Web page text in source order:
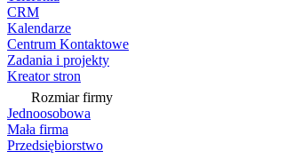
CRM
Kalendarze
Centrum Kontaktowe
Zadania i projekty
Kreator stron
Rozmiar firmy
Jednoosobowa
Mała firma
Przedsiębiorstwo